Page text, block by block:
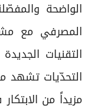
الواضحة
المصرفي مع
التقنيات
التحدّيات تشهد
مزيداً من